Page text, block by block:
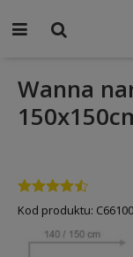
Wanna
Kod produktu: